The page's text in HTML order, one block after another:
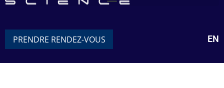
PRENDRE RENDEZ-VOUS EN